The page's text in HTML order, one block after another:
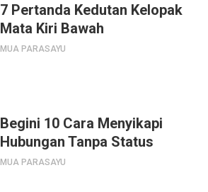
7 Pertanda Kedutan Kelopak
Mata Kiri Bawah
MUA PARASAYU
Begini 10 Cara Menyikapi
Hubungan Tanpa Status
MUA PARASAYU